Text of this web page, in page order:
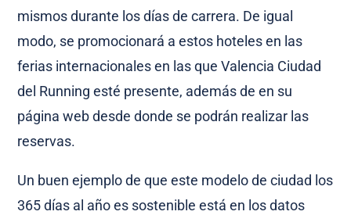
mismos durante los días de carrera. De igual
modo, se promocionará a estos hoteles en las
ferias internacionales en las que Valencia Ciudad
del Running esté presente, además de en su
página web desde donde se podrán realizar las
reservas.
Un buen ejemplo de que este modelo de ciudad los
365 días al año es sostenible está en los datos